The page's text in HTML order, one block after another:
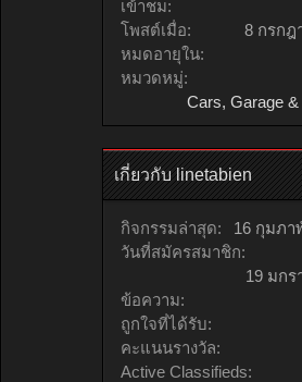
เข้าชม:
โพสต์เมื่อ:
8 กรกฎ
หมดอายุใน:
หมวดหมู่:
Cars, Garage
เกี่ยวกับ linetabien
กิจกรรมล่าสุด:
16 กุมภา
วันที่สมัครสมาชิก:
19 มกร
ข้อความ:
ถูกใจที่ได้รับ:
คะแนนรางวัล:
Active Classifieds: